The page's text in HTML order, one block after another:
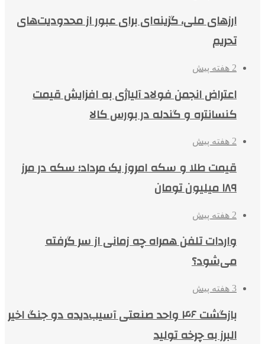
ارزهای ملی، گزینه‌ای برای عبور از محدودیت‌های
تحریم
2 هفته پیش
اعتراض انجمن فولاد آلیاژی به افزایش قیمت
کنسانتره و گندله در بورس کالا
2 هفته پیش
قیمت طلا و سکه امروز یک مرداد؛ سکه در مرز
۱۸۹ میلیون تومان
2 هفته پیش
واردات تلفن همراه چه زمانی از سر گرفته
می‌شود؟
3 هفته پیش
بازگشت ۴۶ واحد صنعتی آسیب‌دیده دو جنگ اخیر
البرز به چرخه تولید